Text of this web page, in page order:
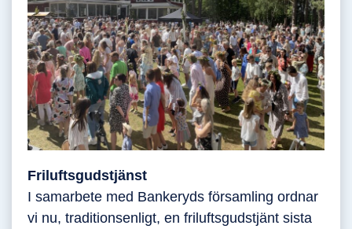
Friluftsgudstjänst
I samarbete med Bankeryds församling ordnar
vi nu, traditionsenligt, en friluftsgudstjänt sista